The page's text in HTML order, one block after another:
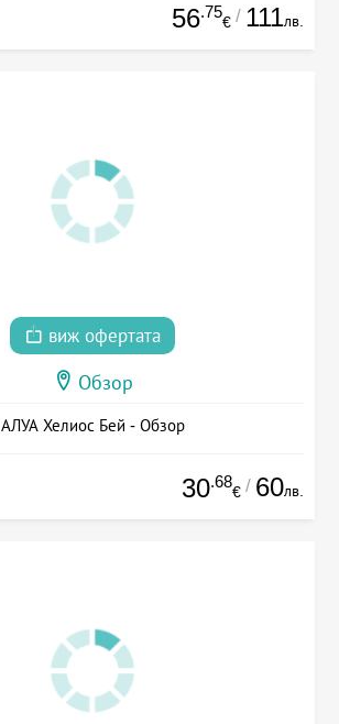
56.75
€ / 111лв.
виж офертата
Обзор
АЛУА Хелиос Бей - Обзор
30.68
€ / 60лв.